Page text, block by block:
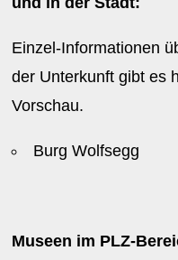
Einzel-Informationen
der Unterkunft gibt es
Vorschau.
Burg Wolfsegg
Museen im PLZ-